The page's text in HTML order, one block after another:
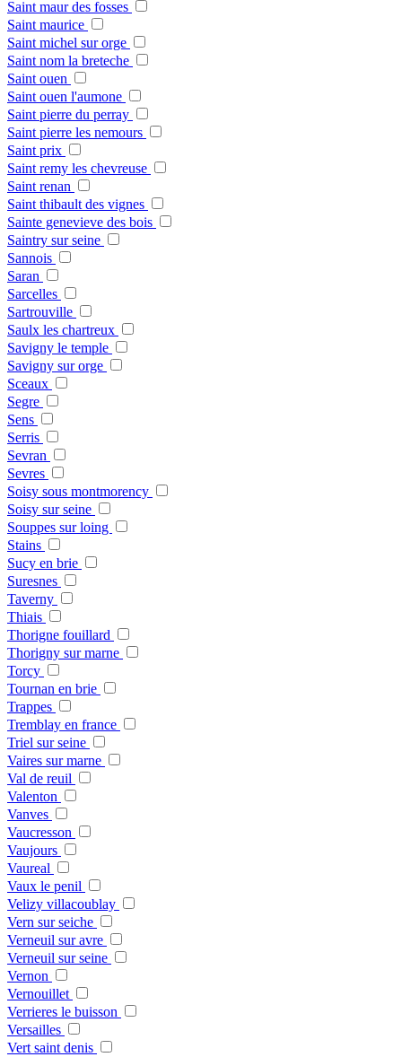
Saint maur des fosses
Saint maurice
Saint michel sur orge
Saint nom la breteche
Saint ouen
Saint ouen l'aumone
Saint pierre du perray
Saint pierre les nemours
Saint prix
Saint remy les chevreuse
Saint renan
Saint thibault des vignes
Sainte genevieve des bois
Saintry sur seine
Sannois
Saran
Sarcelles
Sartrouville
Saulx les chartreux
Savigny le temple
Savigny sur orge
Sceaux
Segre
Sens
Serris
Sevran
Sevres
Soisy sous montmorency
Soisy sur seine
Souppes sur loing
Stains
Sucy en brie
Suresnes
Taverny
Thiais
Thorigne fouillard
Thorigny sur marne
Torcy
Tournan en brie
Trappes
Tremblay en france
Triel sur seine
Vaires sur marne
Val de reuil
Valenton
Vanves
Vaucresson
Vaujours
Vaureal
Vaux le penil
Velizy villacoublay
Vern sur seiche
Verneuil sur avre
Verneuil sur seine
Vernon
Vernouillet
Verrieres le buisson
Versailles
Vert saint denis